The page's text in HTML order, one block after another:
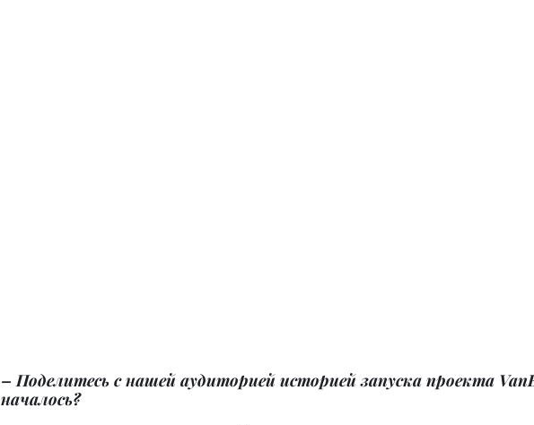
– Поделитесь с нашей аудиторией историей запуска проекта
началось?